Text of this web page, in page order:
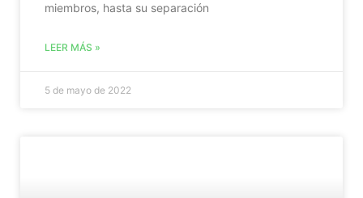
miembros, hasta su separación
LEER MÁS »
5 de mayo de 2022